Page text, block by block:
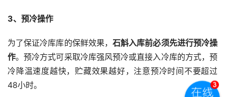
3、预冷操作
为了保证冷库库的保鲜效果，石斛入库前必须先进行预冷操
作。预冷方式可采取冷库强风预冷或直接入冷库的方式，预
冷降温速度越快，贮藏效果越好，注意预冷时间不要超过
48小时。